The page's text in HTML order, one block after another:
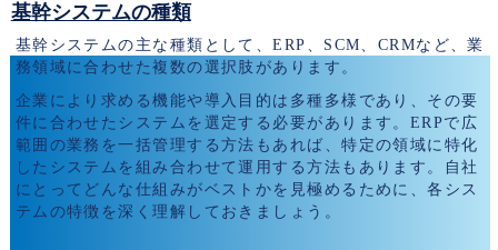
基幹システムの種類
基幹システムの主な種類として、ERP、SCM、CRMなど、業
務領域に合わせた複数の選択肢があります。
企業により求める機能や導入目的は多種多様であり、その要
件に合わせたシステムを選定する必要があります。ERPで広
範囲の業務を一括管理する方法もあれば、特定の領域に特化
したシステムを組み合わせて運用する方法もあります。自社
にとってどんな仕組みがベストかを見極めるために、各シス
テムの特徴を深く理解しておきましょう。